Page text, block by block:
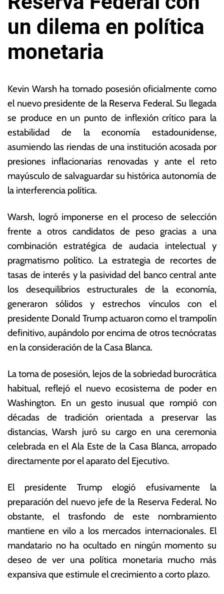
un dilema en política
monetaria
2
e
m
a
o
d
e
2
0
6
a
N
o
ta
E
c
o
n
ó
ic
a
Kevin Warsh ha tomado posesión oficialmente como
el nuevo presidente de la Reserva Federal. Su llegada
se produce en un punto de inflexión crítico para la
estabilidad de la economía estadounidense,
asumiendo las riendas de una institución acosada por
presiones inflacionarias renovadas y ante el reto
mayúsculo de salvaguardar su histórica autonomía de
la interferencia política.
Warsh, logró imponerse en el proceso de selección
frente a otros candidatos de peso gracias a una
combinación estratégica de audacia intelectual y
pragmatismo político. La estrategia de recortes de
tasas de interés y la pasividad del banco central ante
los desequilibrios estructurales de la economía,
generaron sólidos y estrechos vínculos con el
presidente Donald Trump actuaron como el trampolín
definitivo, aupándolo por encima de otros tecnócratas
en la consideración de la Casa Blanca.
La toma de posesión, lejos de la sobriedad burocrática
habitual, reflejó el nuevo ecosistema de poder en
Washington. En un gesto inusual que rompió con
décadas de tradición orientada a preservar las
distancias, Warsh juró su cargo en una ceremonia
celebrada en el Ala Este de la Casa Blanca, arropado
directamente por el aparato del Ejecutivo.
El presidente Trump elogió efusivamente la
preparación del nuevo jefe de la Reserva Federal. No
obstante, el trasfondo de este nombramiento
mantiene en vilo a los mercados internacionales. El
mandatario no ha ocultado en ningún momento su
deseo de ver una política monetaria mucho más
expansiva que estimule el crecimiento a corto plazo.